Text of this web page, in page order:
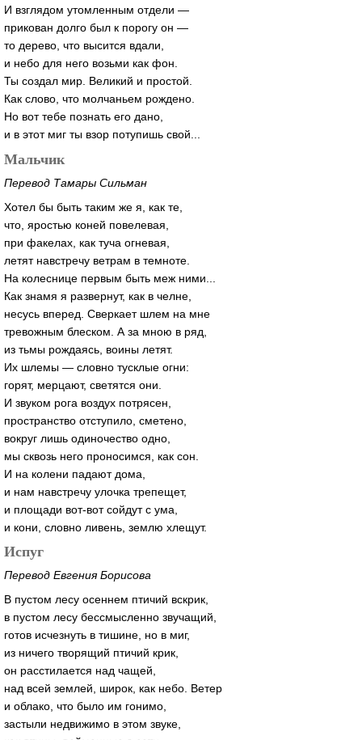
И взглядом утомленным отдели —
прикован долго был к порогу он —
то дерево, что высится вдали,
и небо для него возьми как фон.
Ты создал мир. Великий и простой.
Как слово, что молчаньем рождено.
Но вот тебе познать его дано,
и в этот миг ты взор потупишь свой...
Мальчик
Перевод Тамары Сильман
Хотел бы быть таким же я, как те,
что, яростью коней повелевая,
при факелах, как туча огневая,
летят навстречу ветрам в темноте.
На колеснице первым быть меж ними...
Как знамя я развернут, как в челне,
несусь вперед. Сверкает шлем на мне
тревожным блеском. А за мною в ряд,
из тьмы рождаясь, воины летят.
Их шлемы — словно тусклые огни:
горят, мерцают, светятся они.
И звуком рога воздух потрясен,
пространство отступило, сметено,
вокруг лишь одиночество одно,
мы сквозь него проносимся, как сон.
И на колени падают дома,
и нам навстречу улочка трепещет,
и площади вот-вот сойдут с ума,
и кони, словно ливень, землю хлещут.
Испуг
Перевод Евгения Борисова
В пустом лесу осеннем птичий вскрик,
в пустом лесу бессмысленно звучащий,
готов исчезнуть в тишине, но в миг,
из ничего творящий птичий крик,
он расстилается над чащей,
над всей землей, широк, как небо. Ветер
и облако, что было им гонимо,
застыли недвижимо в этом звуке,